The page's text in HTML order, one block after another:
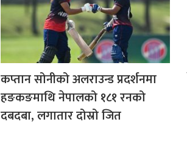
कप्तान सोनीको अलराउन्ड प्रदर्शनमा
हङकङमाथि नेपालको १८१ रनको
दबदबा, लगातार दोस्रो जित